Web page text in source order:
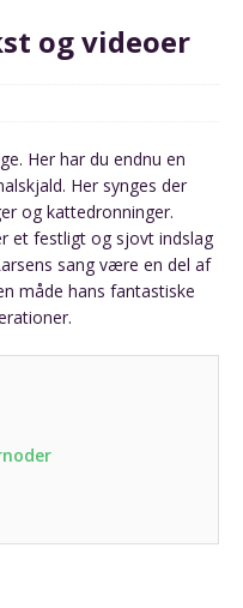
og videoer
Her har du endnu en
Her synges der
og kattedronninger.
et festligt og sjovt indslag
sang være en del af
måde hans fantastiske